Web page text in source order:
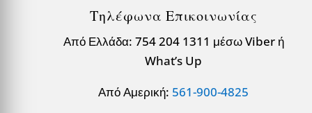
Τηλέφωνα Επικοινωνίας
Από Ελλάδα: 754 204 1311 μέσω Viber ή
What’s Up
Από Αμερική: 561-900-4825